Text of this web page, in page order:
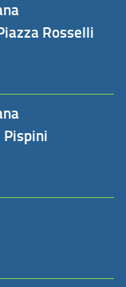
Rosselli
Pispini